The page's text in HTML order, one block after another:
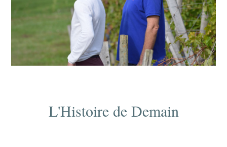
L'Histoire de Demain